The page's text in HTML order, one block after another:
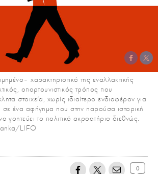
χαρακτηριστικό της εναλλακτικής
οπορτουνιστικός τρόπος που
στοιχεία, χωρίς ιδιαίτερο ενδιαφέρον για
σε ένα αφήγημα που στην παρούσα ιστορική
γοητεύει το πολιτικό ακροατήριο διεθνώς.
LIFO
0